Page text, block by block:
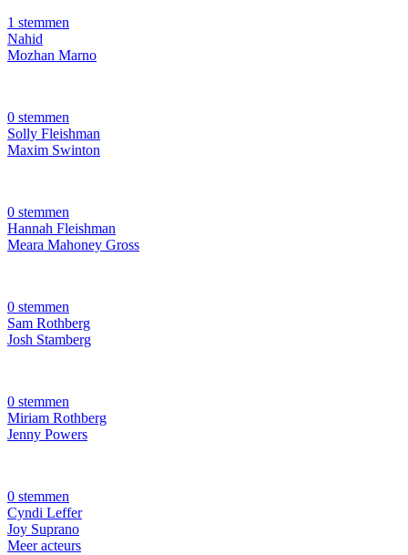
1 stemmen
Nahid
Mozhan Marno
0 stemmen
Solly Fleishman
Maxim Swinton
0 stemmen
Hannah Fleishman
Meara Mahoney Gross
0 stemmen
Sam Rothberg
Josh Stamberg
0 stemmen
Miriam Rothberg
Jenny Powers
0 stemmen
Cyndi Leffer
Joy Suprano
Meer acteurs